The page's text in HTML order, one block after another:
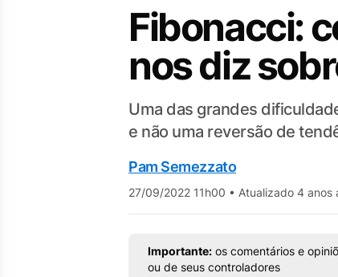
Fibonacci:
nos diz
Uma das grandes
e não uma reversão de
Pam Semezzato
27/09/2022 11h00 • Atualizado 4 anos
Importante: os comentários e
ou de seus controladores